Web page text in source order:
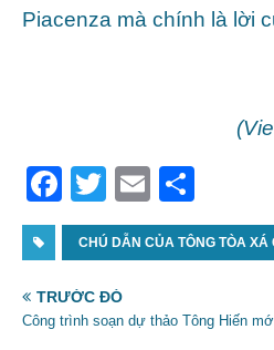
Piacenza mà chính là lời
F
a
c
e
b
T
w
itt
er
E
m
ai
h
ar
CHÚ DẪN CỦA TÔNG TÒA XÁ
TRƯỚC ĐÓ
Công trình soạn dự thảo Tông Hiến